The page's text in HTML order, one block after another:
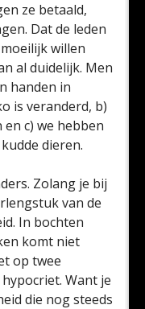
ze betaald,
Dat de leden
willen
al duidelijk. Men
handen in
is veranderd, b)
c) we hebben
dieren.
Zolang je bij
van de
In bochten
komt niet
op twee
Want je
die nog steeds